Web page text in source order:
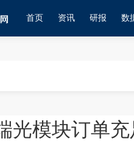
首页 资讯 研报 数
光模块订单